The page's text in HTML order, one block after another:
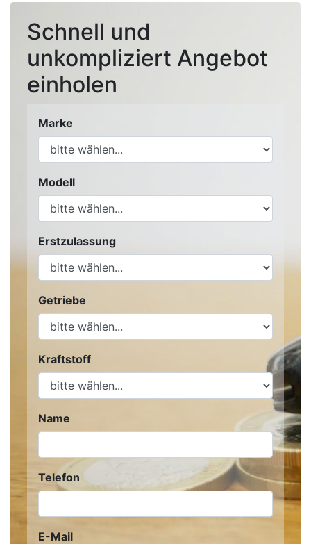
Schnell und
unkompliziert Angebot
einholen
Marke
Modell
Erstzulassung
Getriebe
Kraftstoff
Name
Telefon
E-Mail